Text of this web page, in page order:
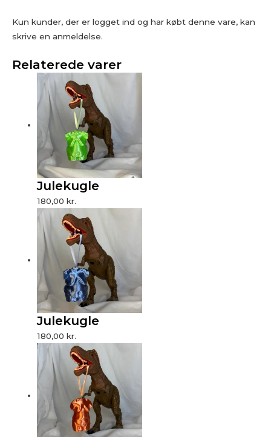
Kun kunder, der er logget ind og har købt denne vare, kan
skrive en anmeldelse.
Relaterede varer
Julekugle
180,00kr.
Julekugle
180,00kr.